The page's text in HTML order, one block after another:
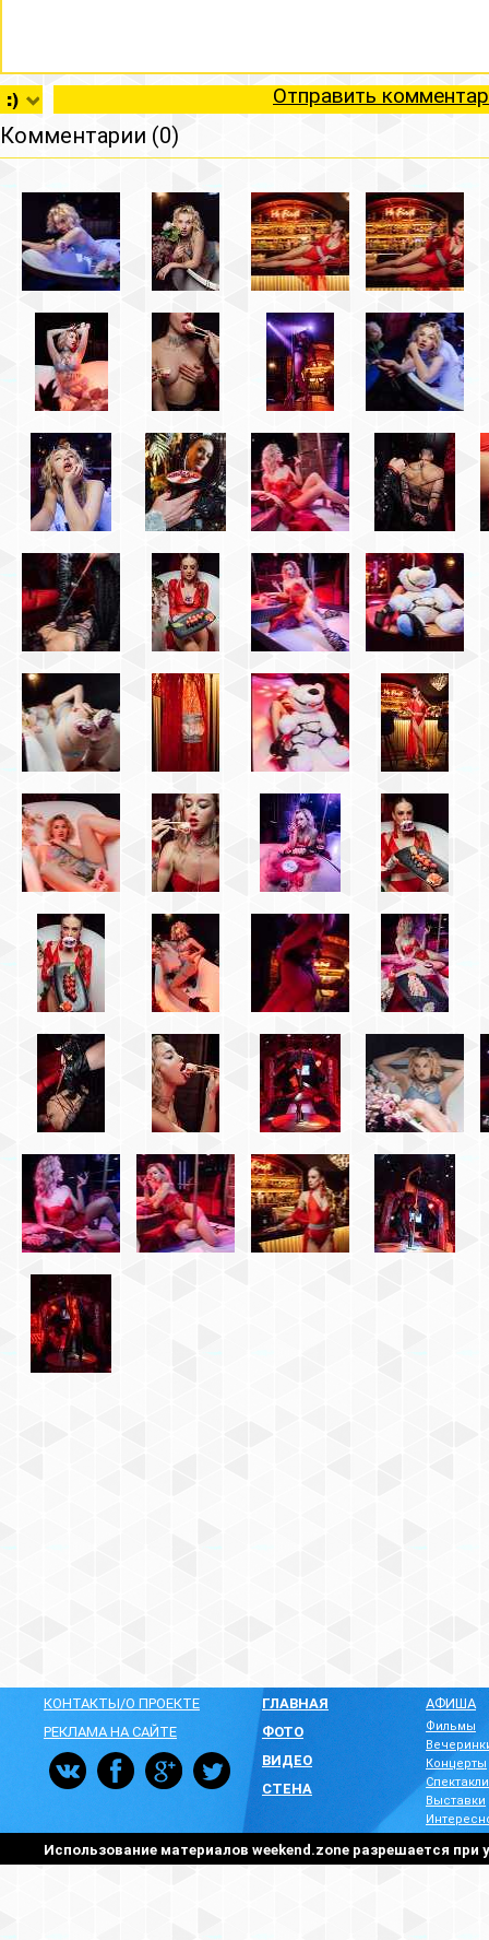
Отправить
Комментарии (0)
КОНТАКТЫ/О ПРОЕКТЕ
РЕКЛАМА НА САЙТЕ
ГЛАВНАЯ
ФОТО
ВИДЕО
СТЕНА
АФИША
Фильмы
Концерты
Спектакли
Выставки
Использование материалов weekend.zone разрешается